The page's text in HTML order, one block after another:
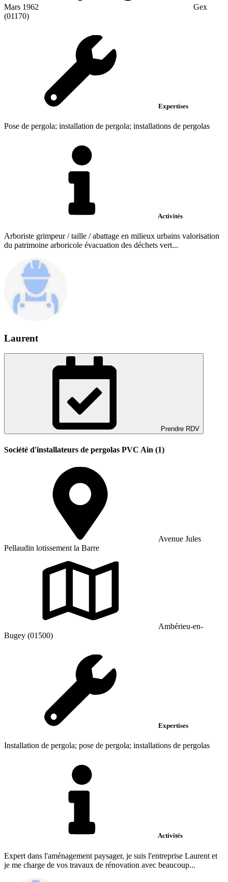
Mars 1962
Gex
(01170)
Expertises
Pose de pergola; installation de pergola; installations de pergolas
Activités
Arboriste grimpeur / taille / abattage en milieux urbains valorisation
du patrimoine arboricole évacuation des déchets vert...
Laurent
Prendre RDV
Société d'installateurs de pergolas PVC Ain (1)
Avenue Jules
Pellaudin lotissement la Barre
Ambérieu-en-
Bugey (01500)
Expertises
Installation de pergola; pose de pergola; installations de pergolas
Activités
Expert dans l'aménagement paysager, je suis l'entreprise Laurent et
je me charge de vos travaux de rénovation avec beaucoup...